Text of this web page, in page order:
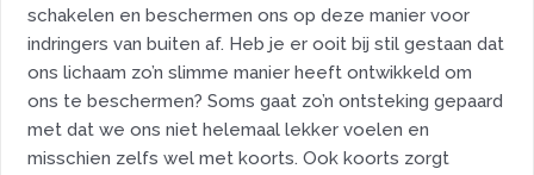
schakelen en beschermen ons op deze manier voor
indringers van buiten af. Heb je er ooit bij stil gestaan dat
ons lichaam zo’n slimme manier heeft ontwikkeld om
ons te beschermen? Soms gaat zo’n ontsteking gepaard
met dat we ons niet helemaal lekker voelen en
misschien zelfs wel met koorts. Ook koorts zorgt